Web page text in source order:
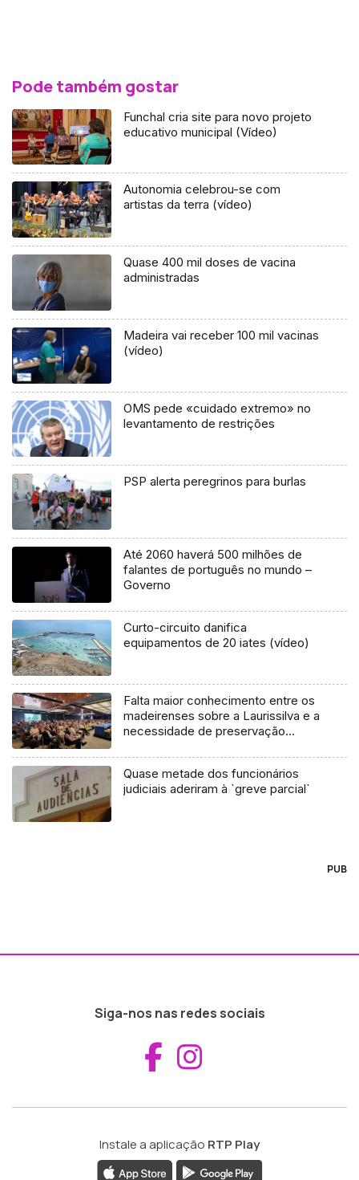
Pode também gostar
Funchal cria site para novo projeto
educativo municipal (Vídeo)
Autonomia celebrou-se com
artistas da terra (vídeo)
Quase 400 mil doses de vacina
administradas
Madeira vai receber 100 mil vacinas
(vídeo)
OMS pede «cuidado extremo» no
levantamento de restrições
PSP alerta peregrinos para burlas
Até 2060 haverá 500 milhões de
falantes de português no mundo –
Governo
Curto-circuito danifica
equipamentos de 20 iates (vídeo)
Falta maior conhecimento entre os
madeirenses sobre a Laurissilva e a
necessidade de preservação
Quase metade dos funcionários
judiciais aderiram à `greve parcial`
PUB
Siga-nos nas redes sociais
Aceder ao
Instale a aplicação RTP Play